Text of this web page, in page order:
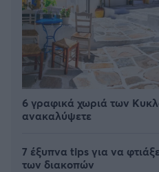
6 γραφικά χωριά των
ανακαλύψετε
7 έξυπνα tips για να
των διακοπών